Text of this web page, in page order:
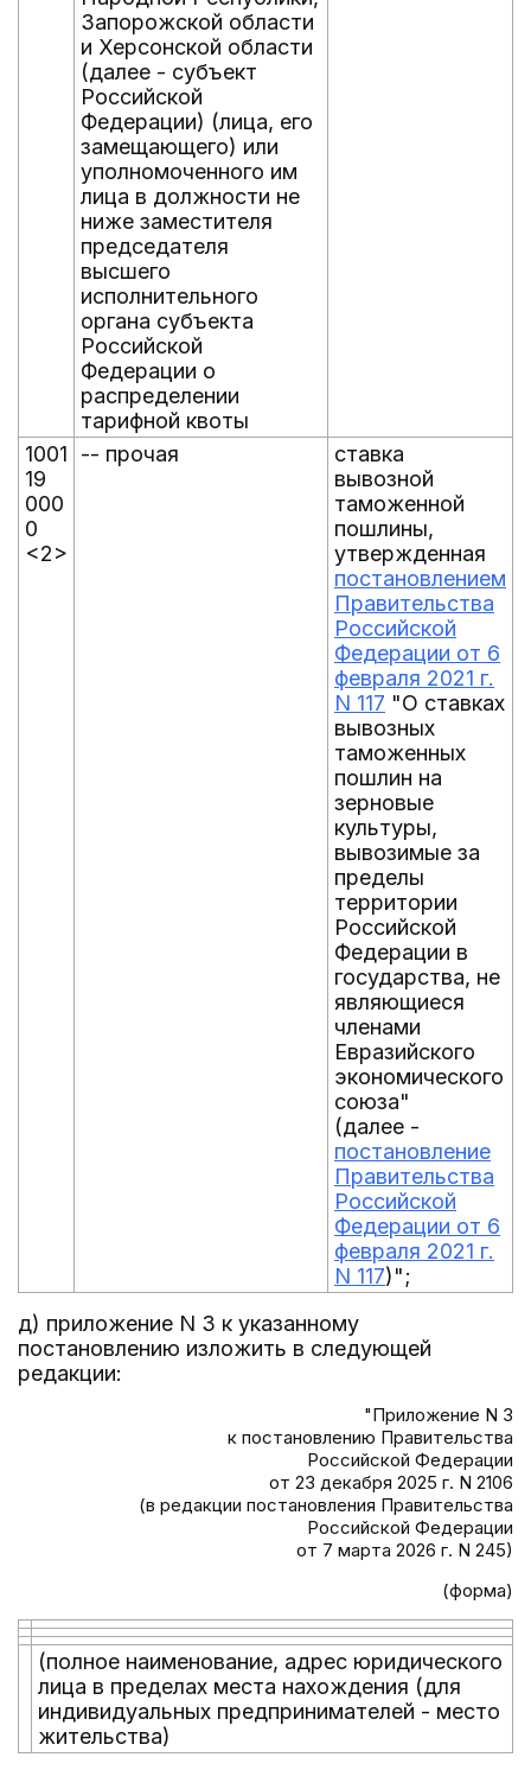
Запорожской области
и Херсонской области
(далее - субъект
Российской
Федерации) (лица, его
замещающего) или
уполномоченного им
лица в должности не
ниже заместителя
председателя
высшего
исполнительного
органа субъекта
Российской
Федерации о
распределении
тарифной квоты
1001
19
000
0
<2>
-- прочая
ставка
вывозной
таможенной
пошлины,
утвержденная
постановлением
Правительства
Российской
Федерации от 6
февраля 2021 г.
N 117 "О ставках
вывозных
таможенных
пошлин на
зерновые
культуры,
вывозимые за
пределы
территории
Российской
Федерации в
государства, не
являющиеся
членами
Евразийского
экономического
союза"
(далее -
постановление
Правительства
Российской
Федерации от 6
февраля 2021 г.
N 117)";
д) приложение N 3 к указанному
постановлению изложить в следующей
редакции:
"Приложение N 3
к постановлению Правительства
Российской Федерации
от 23 декабря 2025 г. N 2106
(в редакции постановления Правительства
Российской Федерации
от 7 марта 2026 г. N 245)
(форма)
(полное наименование, адрес юридического
лица в пределах места нахождения (для
индивидуальных предпринимателей - место
жительства)